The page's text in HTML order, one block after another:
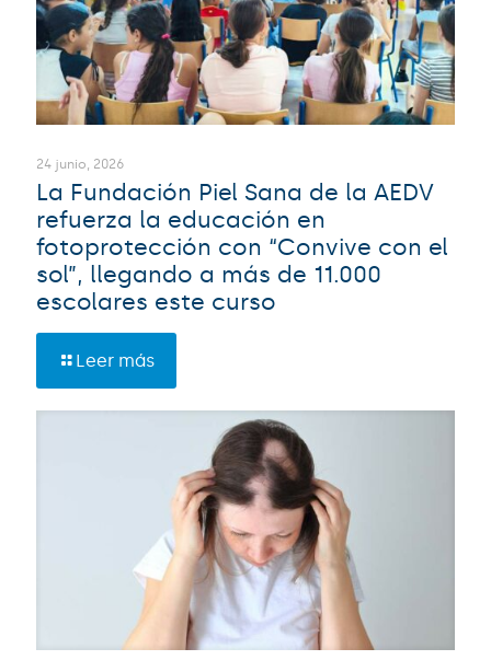
24 junio, 2026
La Fundación Piel Sana de la AEDV
refuerza la educación en
fotoprotección con “Convive con el
sol”, llegando a más de 11.000
escolares este curso
Leer más